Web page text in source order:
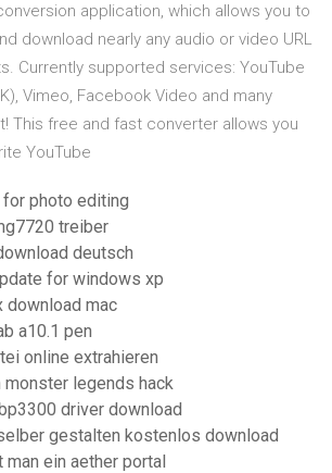
application, which allows you to
download nearly any audio or video URL
Currently supported services: YouTube
Vimeo, Facebook Video and many
This free and fast converter allows you
YouTube
photo editing
treiber
deutsch
for windows xp
download mac
a10.1 pen
online extrahieren
monster legends hack
driver download
gestalten kostenlos download
ein aether portal